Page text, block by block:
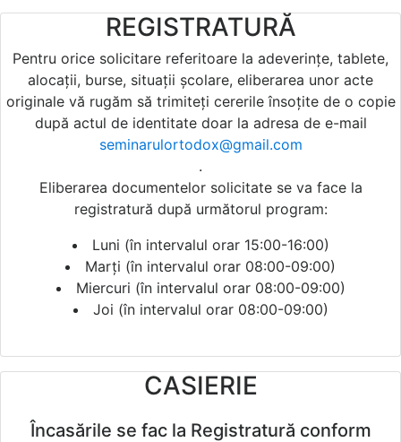
REGISTRATURĂ
Pentru orice solicitare referitoare la adeverințe, tablete,
alocații, burse, situații școlare, eliberarea unor acte
originale vă rugăm să trimiteți cererile însoțite de o copie
după actul de identitate doar la adresa de e-mail
seminarulortodox@gmail.com
.
Eliberarea documentelor solicitate se va face la
registratură după următorul program:
Luni (în intervalul orar 15:00-16:00)
Marți (în intervalul orar 08:00-09:00)
Miercuri (în intervalul orar 08:00-09:00)
Joi (în intervalul orar 08:00-09:00)
CASIERIE
Încasările se fac la Registratură conform